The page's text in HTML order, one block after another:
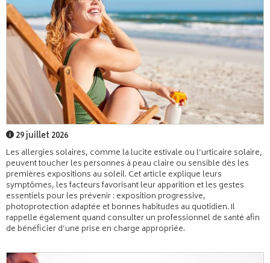
29 juillet 2026
Les allergies solaires, comme la lucite estivale ou l’urticaire solaire,
peuvent toucher les personnes à peau claire ou sensible dès les
premières expositions au soleil. Cet article explique leurs
symptômes, les facteurs favorisant leur apparition et les gestes
essentiels pour les prévenir : exposition progressive,
photoprotection adaptée et bonnes habitudes au quotidien. Il
rappelle également quand consulter un professionnel de santé afin
de bénéficier d’une prise en charge appropriée.